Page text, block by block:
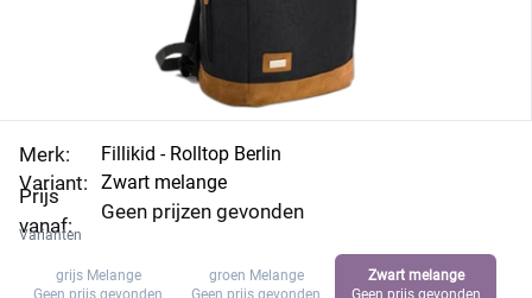
Merk:
Variant:
Prijs
vanaf:
Fillikid - Rolltop Berlin
Zwart melange
Geen prijzen gevonden
Varianten
grijs Melange
Geen prijs gevonden
groen Melange
Geen prijs gevonden
Zwart melange
Geen prijs gevonden